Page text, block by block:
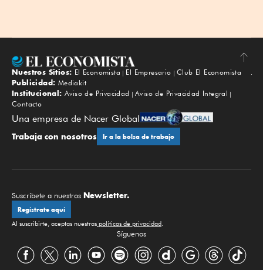
Subir
Nuestros Sitios: El Economista El Empresario
Club El Economista
Publicidad: Mediakit
Institucional: Aviso de Privacidad
Aviso de Privacidad Integral
Contacto
Una empresa de Nacer Global
Trabaja con nosotros Ir a la bolsa de trabajo
Suscríbete a nuestros Newsletter.
Regístrate aquí
Al suscribirte, aceptas nuestras políticas de privacidad.
Síguenos